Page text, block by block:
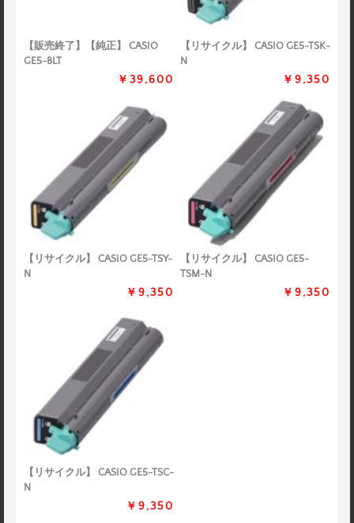
【販売終了】【純正】 CASIO
GE5-BLT
￥39,600
【リサイクル】 CASIO GE5-TSK-
N
￥9,350
【リサイクル】 CASIO GE5-TSY-
N
￥9,350
【リサイクル】 CASIO GE5-
TSM-N
￥9,350
【リサイクル】 CASIO GE5-TSC-
N
￥9,350